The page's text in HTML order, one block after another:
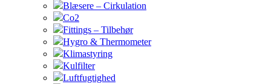
Blæsere – Cirkulation
Co2
Fittings – Tilbehør
Hygro & Thermometer
Klimastyring
Kulfilter
Luftfugtighed